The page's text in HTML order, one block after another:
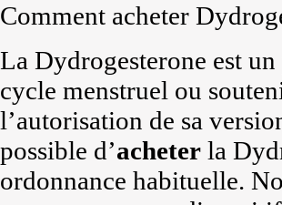
Comment acheter
La Dydrogesterone est
cycle menstruel ou
l’autorisation de sa
possible d’acheter la
ordonnance habituelle.